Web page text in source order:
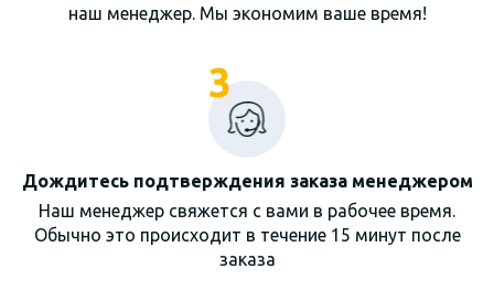
наш менеджер. Мы экономим ваше время!
3
Дождитесь подтверждения заказа менеджером
Наш менеджер свяжется с вами в рабочее время.
Обычно это происходит в течение 15 минут после
заказа